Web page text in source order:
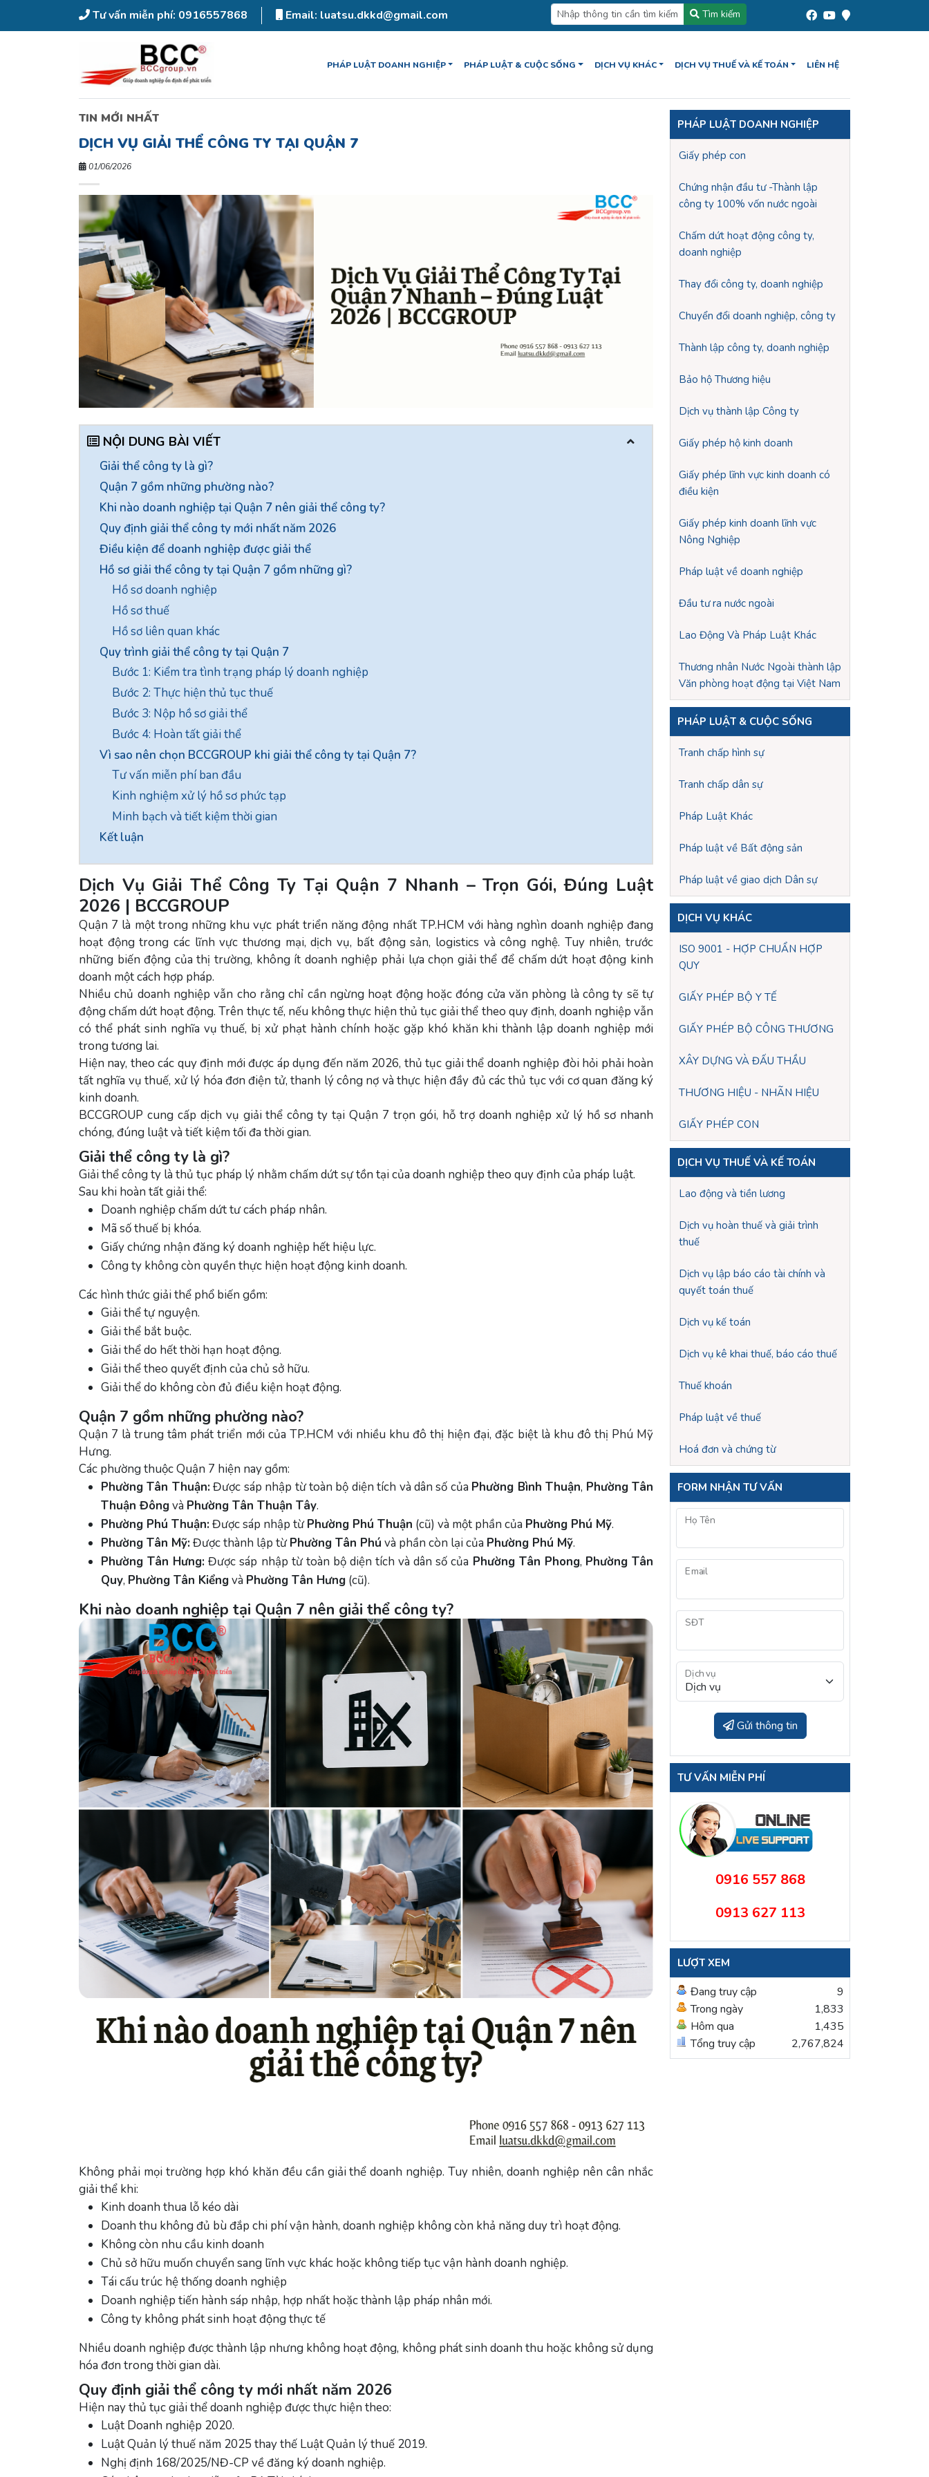
Tư vấn miễn phí: 0916557868 Email: luatsu.dkkd@gmail.com Tìm kiếm
PHÁP LUẬT DOANH NGHIỆP PHÁP LUẬT & CUỘC SỐNG DỊCH VỤ KHÁC DỊCH VỤ THUẾ VÀ KẾ TOÁN LIÊN HỆ
TIN MỚI NHẤT
DỊCH VỤ GIẢI THỂ CÔNG TY TẠI QUẬN 7
01/06/2026
NỘI DUNG BÀI VIẾT
Giải thể công ty là gì?
Quận 7 gồm những phường nào?
Khi nào doanh nghiệp tại Quận 7 nên giải thể công ty?
Quy định giải thể công ty mới nhất năm 2026
Điều kiện để doanh nghiệp được giải thể
Hồ sơ giải thể công ty tại Quận 7 gồm những gì?
Hồ sơ doanh nghiệp
Hồ sơ thuế
Hồ sơ liên quan khác
Quy trình giải thể công ty tại Quận 7
Bước 1: Kiểm tra tình trạng pháp lý doanh nghiệp
Bước 2: Thực hiện thủ tục thuế
Bước 3: Nộp hồ sơ giải thể
Bước 4: Hoàn tất giải thể
Vì sao nên chọn BCCGROUP khi giải thể công ty tại Quận 7?
Tư vấn miễn phí ban đầu
Kinh nghiệm xử lý hồ sơ phức tạp
Minh bạch và tiết kiệm thời gian
Kết luận
Dịch Vụ Giải Thể Công Ty Tại Quận 7 Nhanh – Trọn Gói, Đúng Luật
2026 | BCCGROUP
Quận 7 là một trong những khu vực phát triển năng động nhất TP.HCM với hàng nghìn doanh nghiệp đang
hoạt động trong các lĩnh vực thương mại, dịch vụ, bất động sản, logistics và công nghệ. Tuy nhiên, trước
những biến động của thị trường, không ít doanh nghiệp phải lựa chọn giải thể để chấm dứt hoạt động kinh
doanh một cách hợp pháp.
Nhiều chủ doanh nghiệp vẫn cho rằng chỉ cần ngừng hoạt động hoặc đóng cửa văn phòng là công ty sẽ tự
động chấm dứt hoạt động. Trên thực tế, nếu không thực hiện thủ tục giải thể theo quy định, doanh nghiệp vẫn
có thể phát sinh nghĩa vụ thuế, bị xử phạt hành chính hoặc gặp khó khăn khi thành lập doanh nghiệp mới
trong tương lai.
Hiện nay, theo các quy định mới được áp dụng đến năm 2026, thủ tục giải thể doanh nghiệp đòi hỏi phải hoàn
tất nghĩa vụ thuế, xử lý hóa đơn điện tử, thanh lý công nợ và thực hiện đầy đủ các thủ tục với cơ quan đăng ký
kinh doanh.
BCCGROUP cung cấp dịch vụ giải thể công ty tại Quận 7 trọn gói, hỗ trợ doanh nghiệp xử lý hồ sơ nhanh
chóng, đúng luật và tiết kiệm tối đa thời gian.
Giải thể công ty là gì?
Giải thể công ty là thủ tục pháp lý nhằm chấm dứt sự tồn tại của doanh nghiệp theo quy định của pháp luật.
Sau khi hoàn tất giải thể:
Doanh nghiệp chấm dứt tư cách pháp nhân.
Mã số thuế bị khóa.
Giấy chứng nhận đăng ký doanh nghiệp hết hiệu lực.
Công ty không còn quyền thực hiện hoạt động kinh doanh.
Các hình thức giải thể phổ biến gồm:
Giải thể tự nguyện.
Giải thể bắt buộc.
Giải thể do hết thời hạn hoạt động.
Giải thể theo quyết định của chủ sở hữu.
Giải thể do không còn đủ điều kiện hoạt động.
Quận 7 gồm những phường nào?
Quận 7 là trung tâm phát triển mới của TP.HCM với nhiều khu đô thị hiện đại, đặc biệt là khu đô thị Phú Mỹ
Hưng.
Các phường thuộc Quận 7 hiện nay gồm:
Phường Tân Thuận:Được sáp nhập từ toàn bộ diện tích và dân số của Phường Bình Thuận, Phường Tân
Thuận Đôngvà Phường Tân Thuận Tây.
Phường Phú Thuận:Được sáp nhập từPhường Phú Thuận (cũ) và một phần của Phường Phú Mỹ.
Phường Tân Mỹ:Được thành lập từPhường Tân Phú và phần còn lại của Phường Phú Mỹ.
Phường Tân Hưng: Được sáp nhập từ toàn bộ diện tích và dân số của Phường Tân Phong, Phường Tân
Quy, Phường Tân Kiểngvà Phường Tân Hưng (cũ).
Khi nào doanh nghiệp tại Quận 7 nên giải thể công ty?
Không phải mọi trường hợp khó khăn đều cần giải thể doanh nghiệp. Tuy nhiên, doanh nghiệp nên cân nhắc
giải thể khi:
Kinh doanh thua lỗ kéo dài
Doanh thu không đủ bù đắp chi phí vận hành, doanh nghiệp không còn khả năng duy trì hoạt động.
Không còn nhu cầu kinh doanh
Chủ sở hữu muốn chuyển sang lĩnh vực khác hoặc không tiếp tục vận hành doanh nghiệp.
Tái cấu trúc hệ thống doanh nghiệp
Doanh nghiệp tiến hành sáp nhập, hợp nhất hoặc thành lập pháp nhân mới.
Công ty không phát sinh hoạt động thực tế
Nhiều doanh nghiệp được thành lập nhưng không hoạt động, không phát sinh doanh thu hoặc không sử dụng
hóa đơn trong thời gian dài.
Quy định giải thể công ty mới nhất năm 2026
Hiện nay thủ tục giải thể doanh nghiệp được thực hiện theo:
Luật Doanh nghiệp 2020.
Luật Quản lý thuế năm 2025 thay thế Luật Quản lý thuế 2019.
Nghị định 168/2025/NĐ-CP về đăng ký doanh nghiệp.
PHÁP LUẬT DOANH NGHIỆP
Giấy phép con
Chứng nhận đầu tư -Thành lập
công ty 100% vốn nước ngoài
Chấm dứt hoạt động công ty,
doanh nghiệp
Thay đổi công ty, doanh nghiệp
Chuyển đổi doanh nghiệp, công ty
Thành lập công ty, doanh nghiệp
Bảo hộ Thương hiệu
Dịch vụ thành lập Công ty
Giấy phép hộ kinh doanh
Giấy phép lĩnh vực kinh doanh có
điều kiện
Giấy phép kinh doanh lĩnh vực
Nông Nghiệp
Pháp luật về doanh nghiệp
Đầu tư ra nước ngoài
Lao Động Và Pháp Luật Khác
Thương nhân Nước Ngoài thành lập
Văn phòng hoạt động tại Việt Nam
PHÁP LUẬT & CUỘC SỐNG
Tranh chấp hình sự
Tranh chấp dân sự
Pháp Luật Khác
Pháp luật về Bất động sản
Pháp luật về giao dịch Dân sự
DỊCH VỤ KHÁC
ISO 9001 - HỢP CHUẨN HỢP
QUY
GIẤY PHÉP BỘ Y TẾ
GIẤY PHÉP BỘ CÔNG THƯƠNG
XÂY DỰNG VÀ ĐẤU THẦU
THƯƠNG HIỆU - NHÃN HIỆU
GIẤY PHÉP CON
DỊCH VỤ THUẾ VÀ KẾ TOÁN
Lao động và tiền lương
Dịch vụ hoàn thuế và giải trình
thuế
Dịch vụ lập báo cáo tài chính và
quyết toán thuế
Dịch vụ kế toán
Dịch vụ kê khai thuế, báo cáo thuế
Thuế khoán
Pháp luật về thuế
Hoá đơn và chứng từ
FORM NHẬN TƯ VẤN
Họ Tên
Email
SĐT
Dịch vụ
Gửi thông tin
TƯ VẤN MIỄN PHÍ
0916 557 868
0913 627 113
LƯỢT XEM
Đang truy cập
9
Trong ngày
1,833
Hôm qua
1,435
Tổng truy cập
2,767,824